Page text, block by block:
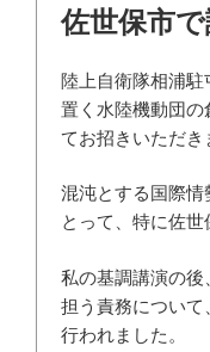
稿
日:
佐世保市
陸上自衛隊相浦
置く水陸機動団の
てお招きいただき
混沌とする国際情
とって、特に佐世
私の基調講演の
担う責務について
行われました。